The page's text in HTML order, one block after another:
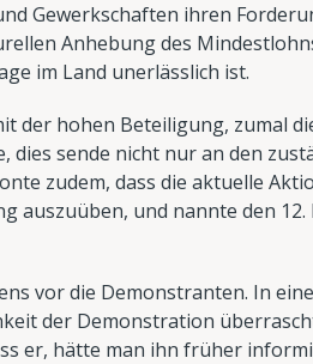
Gewerkschaften ihren
Anhebung des
im Land unerlässlich ist.
der hohen Beteiligung, zumal
sende nicht nur an den
zudem, dass die aktuelle
auszuüben, und nannte den
vor die Demonstranten. In
der Demonstration
er, hätte man ihn früher